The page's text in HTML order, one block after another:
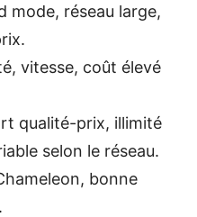
mode, réseau large,
vitesse, coût élevé
qualité-prix, illimité
selon le réseau.
bonne